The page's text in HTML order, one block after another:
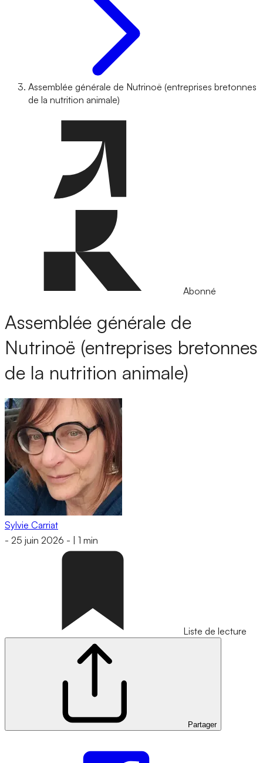
Assemblée générale de Nutrinoë (entreprises bretonnes
de la nutrition animale)
Abonné
Assemblée générale de
Nutrinoë (entreprises bretonnes
de la nutrition animale)
Sylvie Carriat
- 25 juin 2026 - 1 min
Liste de lecture
Partager